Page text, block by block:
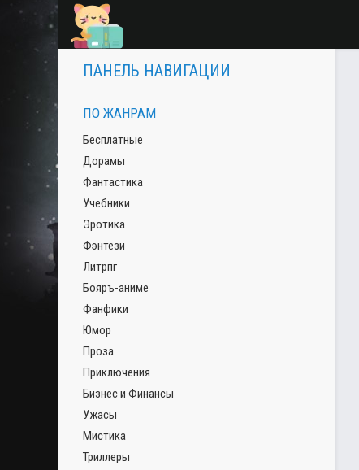
ПАНЕЛЬ НАВИГАЦИИ
ПО ЖАНРАМ
Бесплатные
Дорамы
Фантастика
Учебники
Эротика
Фэнтези
Литрпг
Бояръ-аниме
Фанфики
Юмор
Проза
Приключения
Бизнес и Финансы
Ужасы
Мистика
Триллеры